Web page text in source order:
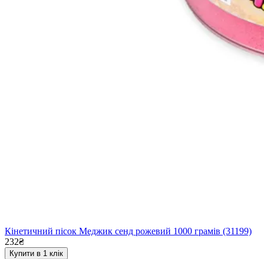
Кінетичний пісок Меджик сенд рожевий 1000 грамів (31199)
232₴
Купити в 1 клік